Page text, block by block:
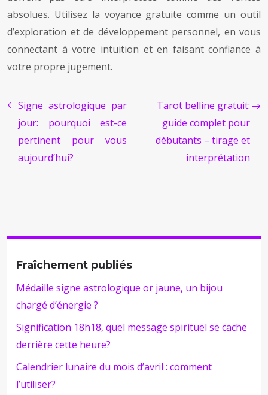
absolues. Utilisez la voyance gratuite comme un outil
d’exploration et de développement personnel, en vous
connectant à votre intuition et en faisant confiance à
votre propre jugement.
Signe astrologique par
jour: pourquoi est-ce
pertinent pour vous
aujourd’hui?
Tarot belline gratuit:
guide complet pour
débutants – tirage et
interprétation
Fraîchement publiés
Médaille signe astrologique or jaune, un bijou
chargé d’énergie ?
Signification 18h18, quel message spirituel se cache
derrière cette heure?
Calendrier lunaire du mois d’avril : comment
l’utiliser?